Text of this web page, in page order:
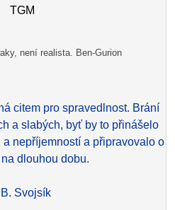
TGM
není realista. Ben-Gurion
citem pro spravedlnost. Brání
a slabých, byť by to přinášelo
nepříjemností a připravovalo o
dlouhou dobu.
Svojsík